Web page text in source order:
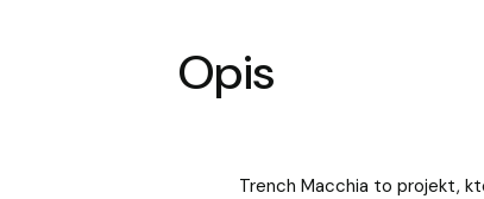
Opis
Trench Macchia to projekt,